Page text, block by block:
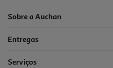
Sobre a Auchan
Entregas
Serviços